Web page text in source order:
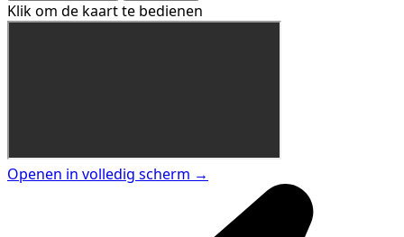
Klik om de kaart te bedienen
Openen in volledig scherm →